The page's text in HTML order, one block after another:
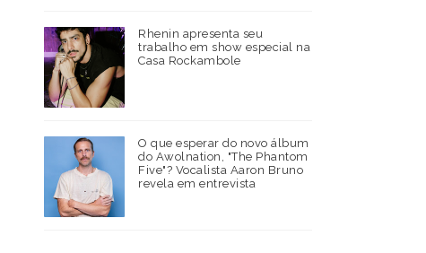
Rhenin apresenta seu
trabalho em show especial na
Casa Rockambole
O que esperar do novo álbum
do Awolnation, "The Phantom
Five"? Vocalista Aaron Bruno
revela em entrevista